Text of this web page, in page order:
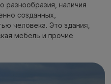
разнообразия, наличия
созданных,
человека. Это здания,
мебель и прочие